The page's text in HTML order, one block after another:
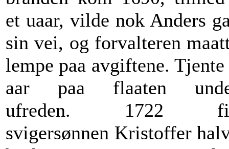
et uaar, vilde nok Anders
sin vei, og forvalteren
lempe paa avgiftene. Tjente
aar paa flaaten
ufreden. 1722
svigersønnen Kristoffer